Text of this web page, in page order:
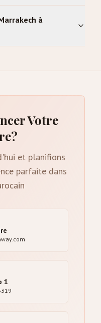
à
Votre
et planifions
parfaite dans
1